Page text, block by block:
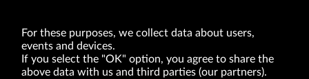
of act of 8.03.2013 on combating excessive late payment in commercial transactions
(Journal of Laws of 2019, item 118 as amended).
For these purposes, we collect data about users,
events and devices.
If you select the "OK" option, you agree to share the
above data with us and third parties (our partners).